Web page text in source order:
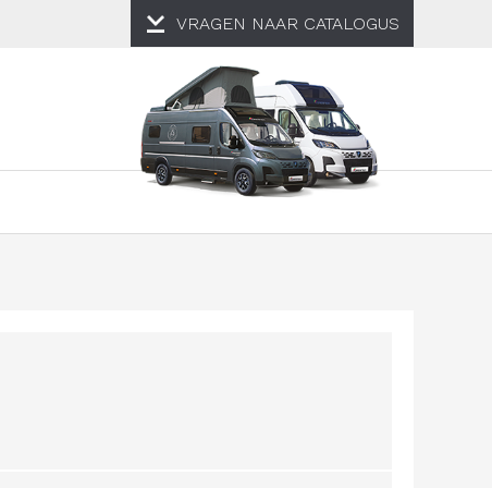
VRAGEN NAAR CATALOGUS